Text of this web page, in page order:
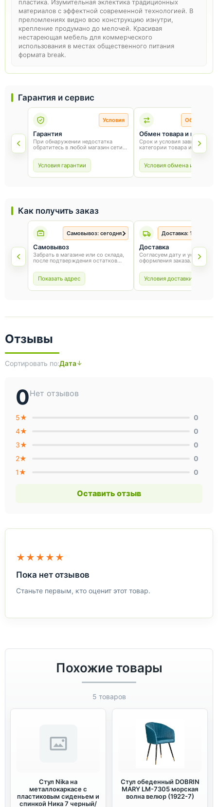
Гарантия и сервис
Условия
Гарантия
При обнаружении недостатка
обратитесь в любой магазин сети
от товара и соблюдения правил
эксплуатации.
Условия гарантии
Обмен и
Обмен товара и возврат
Срок и условия зависят от
категории товара и способа
покупки. Для обмена или
сохраните товарный вид,
и чек.
Условия обмена и
пластика. Изумительная эклектика традиционных
материалов с эффектной современной технологией. В
преломлениях видно всю конструкцию изнутри,
крепление продумано до мелочей. Красивая
нестареющая мебель для коммерческого
использования в местах общественного питания
формата break.
Как получить заказ
Самовывоз: сегодня
Самовывоз
Забрать в магазине или со склада,
после подтверждения остатков
Показать адрес
Доставка: 1-3
Доставка
Согласуем дату и условия
оформления заказа.
Условия доставки
Отзывы
Сортировать по:Дата
0Нет отзывов
5★
0
4★
0
3★
0
2★
0
1★
0
Оставить отзыв
★★★★★
Пока нет отзывов
Станьте первым, кто оценит этот товар.
Похожие товары
5 товаров
Стул Nika на
металлокаркасе с
пластиковым сиденьем и
спинкой Ника 7 черный/
Стул обеденный DOBRIN
MARY LM-7305 морская
волна велюр (1922-7)